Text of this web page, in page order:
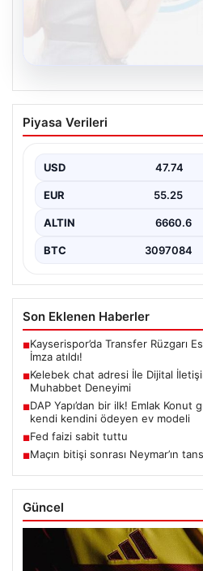
Kelebek chat adresi
Seviyeli Adresi Ve
kurması ciddi bir hassasiyet
olarak…
Piyasa Verileri
USD 47.74
EUR 55.25
ALTIN 6660.6
BTC 3097084
Son Eklenen Haberler
■Kayserispor’da Transfer Rüzgarı
İmza atıldı!
■Kelebek chat adresi İle Dijital
Muhabbet Deneyimi
■DAP Yapı’dan bir ilk! Emlak
kendi kendini ödeyen ev modeli
■Fed faizi sabit tuttu
■Maçın bitişi sonrası Neymar’ın
Güncel